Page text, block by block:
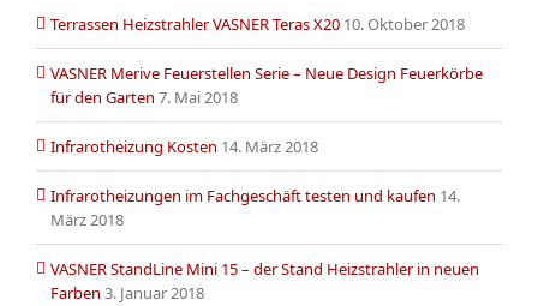
Terrassen Heizstrahler VASNER Teras X20 10. Oktober 2018
VASNER Merive Feuerstellen Serie – Neue Design Feuerkörbe
für den Garten 7. Mai 2018
Infrarotheizung Kosten 14. März 2018
Infrarotheizungen im Fachgeschäft testen und kaufen 14.
März 2018
VASNER StandLine Mini 15 – der Stand Heizstrahler in neuen
Farben 3. Januar 2018